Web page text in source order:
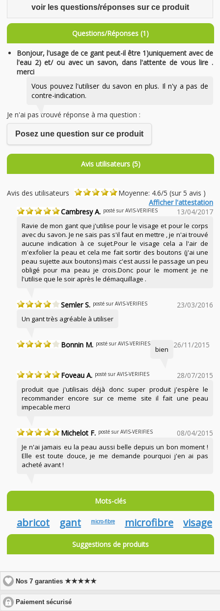
voir les questions/réponses sur ce produit
Questions/Réponses (1)
Bonjour, l'usage de ce gant peut-il être 1)uniquement avec de
l'eau 2) et/ ou avec un savon, dans l'attente de vous lire .
merci
Vous pouvez l'utiliser du savon en plus. Il n'y a pas de
contre-indication.
Je n'ai pas trouvé réponse à ma question :
Posez une question sur ce produit
Avis utilisateurs (5)
Avis des utilisateurs
Moyenne: 4.6/5 (sur 5 avis )
Afficher l'attestation
Cambresy A. posté sur AVIS-VERIFIES 13/04/2017
Ravie de mon gant que j'utilise pour le visage et pour le corps
avec du savon. Je ne sais pas s'il faut en mettre , je n'ai trouvé
aucune indication à ce sujet.Pour le visage cela a l'air de
m'exfolier la peau et cela me fait sortir des boutons (j'ai une
peau sujette aux boutons) mais c'est aussi le passage un peu
obligé pour ma peau je crois.Donc pour le moment je ne
l'utilise que le soir après le démaquillage .
Semler S. posté sur AVIS-VERIFIES 23/03/2016
Un gant très agréable à utiliser
Bonnin M. posté sur AVIS-VERIFIES 26/11/2015
bien
Foveau A. posté sur AVIS-VERIFIES 28/07/2015
produit que j'utilisais déjà donc super produit j'espère le
recommander encore sur ce meme site il fait une peau
impecable merci
Michelot F. posté sur AVIS-VERIFIES 08/04/2015
Je n'ai jamais eu la peau aussi belle depuis un bon moment !
Elle est toute douce, je me demande pourquoi j'en ai pas
acheté avant !
Mots-clés
abricot gant micro-fibre microfibre visage
Suggestions de produits
Nos 7 garanties★★★★★
Paiement sécurisé